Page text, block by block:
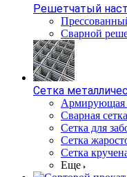
Решетчатый
Сварной
Сетка
Армирующая
Сварная сетка
Сетка для
Сетка
Сетка
Еще